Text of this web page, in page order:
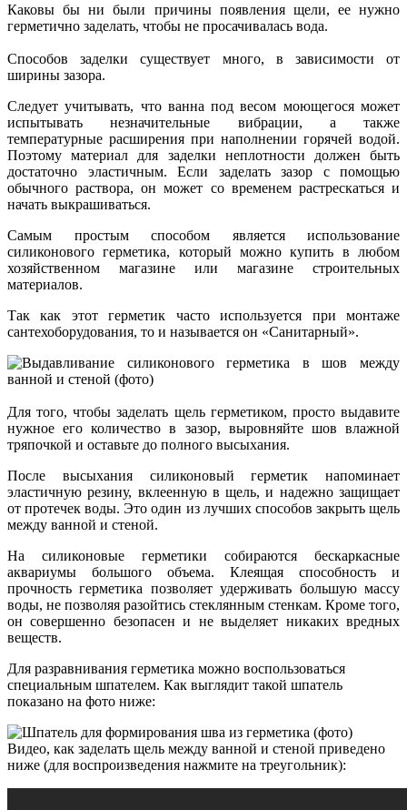
Каковы бы ни были причины появления щели, ее нужно
герметично заделать, чтобы не просачивалась вода.
Способов заделки существует много, в зависимости от
ширины зазора.
Следует учитывать, что ванна под весом моющегося может
испытывать незначительные вибрации, а также
температурные расширения при наполнении горячей водой.
Поэтому материал для заделки неплотности должен быть
достаточно эластичным. Если заделать зазор с помощью
обычного раствора, он может со временем растрескаться и
начать выкрашиваться.
Самым простым способом является использование
силиконового герметика, который можно купить в любом
хозяйственном магазине или магазине строительных
материалов.
Так как этот герметик часто используется при монтаже
сантехоборудования, то и называется он «Санитарный».
Для того, чтобы заделать щель герметиком, просто выдавите
нужное его количество в зазор, выровняйте шов влажной
тряпочкой и оставьте до полного высыхания.
После высыхания силиконовый герметик напоминает
эластичную резину, вклеенную в щель, и надежно защищает
от протечек воды. Это один из лучших способов закрыть щель
между ванной и стеной.
На силиконовые герметики собираются бескаркасные
аквариумы большого объема. Клеящая способность и
прочность герметика позволяет удерживать большую массу
воды, не позволяя разойтись стеклянным стенкам. Кроме того,
он совершенно безопасен и не выделяет никаких вредных
веществ.
Для разравнивания герметика можно воспользоваться
специальным шпателем. Как выглядит такой шпатель
показано на фото ниже:
Видео, как заделать щель между ванной и стеной приведено
ниже (для воспроизведения нажмите на треугольник):